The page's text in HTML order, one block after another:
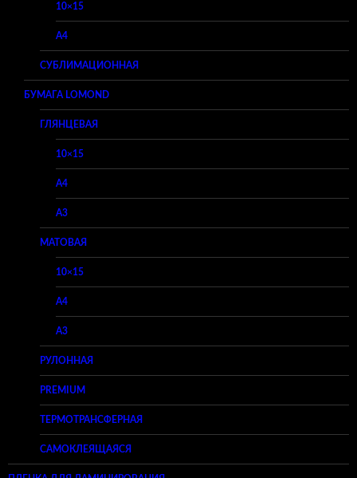
10×15
A4
СУБЛИМАЦИОННАЯ
БУМАГА LOMOND
ГЛЯНЦЕВАЯ
10×15
A4
A3
МАТОВАЯ
10×15
A4
A3
РУЛОННАЯ
PREMIUM
ТЕРМОТРАНСФЕРНАЯ
САМОКЛЕЯЩАЯСЯ